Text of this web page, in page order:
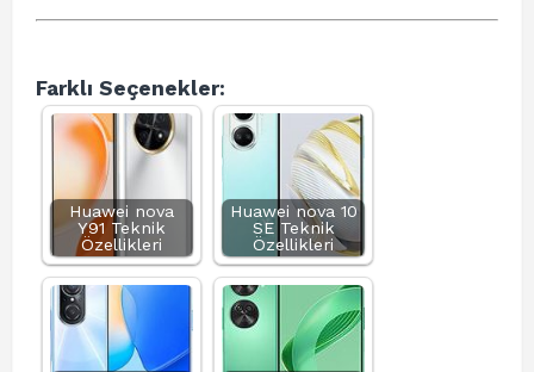
Farklı Seçenekler:
Huawei nova
Y91 Teknik
Özellikleri
Huawei nova 10
SE Teknik
Özellikleri